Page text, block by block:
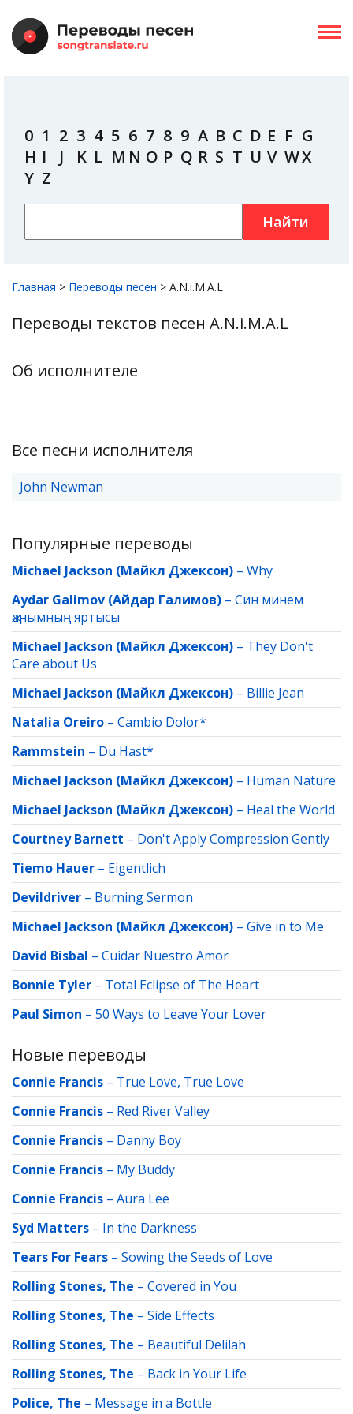
0 1 2 3 4 5 6 7 8 9 A B C D E F G
H I J K L M N O P Q R S T U V WX
Y Z
Найти
Главная > Переводы песен > A.N.i.M.A.L
Переводы текстов песен A.N.i.M.A.L
Об исполнителе
Все песни исполнителя
John Newman
Популярные переводы
Michael Jackson (Майкл Джексон) – Why
Aydar Galimov (Айдар Галимов) – Син минем
җанымның яртысы
Michael Jackson (Майкл Джексон) – They Don't
Care about Us
Michael Jackson (Майкл Джексон) – Billie Jean
Natalia Oreiro – Cambio Dolor*
Rammstein – Du Hast*
Michael Jackson (Майкл Джексон) – Human Nature
Michael Jackson (Майкл Джексон) – Heal the World
Courtney Barnett – Don't Apply Compression Gently
Tiemo Hauer – Eigentlich
Devildriver – Burning Sermon
Michael Jackson (Майкл Джексон) – Give in to Me
David Bisbal – Cuidar Nuestro Amor
Bonnie Tyler – Total Eclipse of The Heart
Paul Simon – 50 Ways to Leave Your Lover
Новые переводы
Connie Francis – True Love, True Love
Connie Francis – Red River Valley
Connie Francis – Danny Boy
Connie Francis – My Buddy
Connie Francis – Aura Lee
Syd Matters – In the Darkness
Tears For Fears – Sowing the Seeds of Love
Rolling Stones, The – Covered in You
Rolling Stones, The – Side Effects
Rolling Stones, The – Beautiful Delilah
Rolling Stones, The – Back in Your Life
Police, The – Message in a Bottle